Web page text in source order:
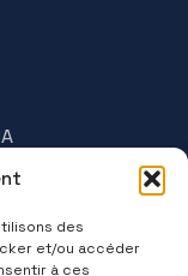
des
et/ou accéder
à ces
Réponses